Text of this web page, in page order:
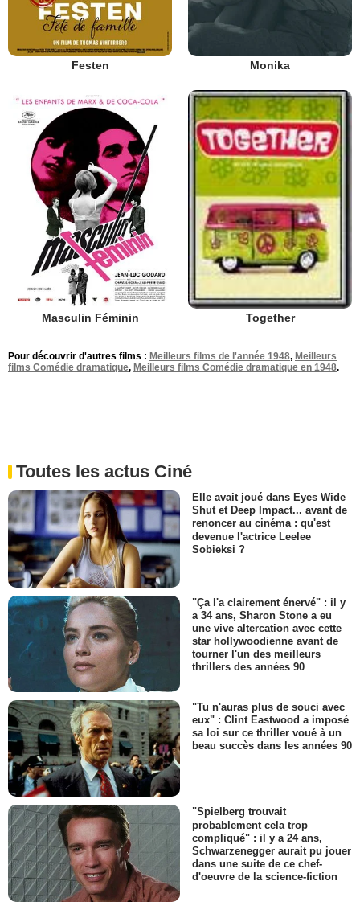
Festen Monika
Masculin Féminin Together
Pour découvrir d'autres films : Meilleurs films de l'année 1948, Meilleurs
films Comédie dramatique, Meilleurs films Comédie dramatique en 1948.
Toutes les actus Ciné
Elle avait joué dans Eyes Wide
Shut et Deep Impact... avant de
renoncer au cinéma : qu'est
devenue l'actrice Leelee
Sobieksi ?
"Ça l'a clairement énervé" : il y
a 34 ans, Sharon Stone a eu
une vive altercation avec cette
star hollywoodienne avant de
tourner l'un des meilleurs
thrillers des années 90
"Tu n'auras plus de souci avec
eux" : Clint Eastwood a imposé
sa loi sur ce thriller voué à un
beau succès dans les années 90
"Spielberg trouvait
probablement cela trop
compliqué" : il y a 24 ans,
Schwarzenegger aurait pu jouer
dans une suite de ce chef-
d'oeuvre de la science-fiction